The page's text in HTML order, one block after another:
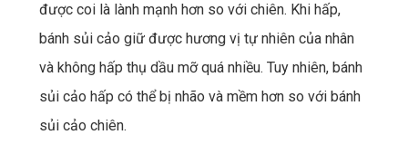
được coi là lành mạnh hơn so với chiên. Khi hấp,
bánh sủi cảo giữ được hương vị tự nhiên của nhân
và không hấp thụ dầu mỡ quá nhiều. Tuy nhiên, bánh
sủi cảo hấp có thể bị nhão và mềm hơn so với bánh
sủi cảo chiên.